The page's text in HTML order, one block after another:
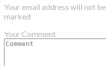
Your email address will not
marked
Your Comment